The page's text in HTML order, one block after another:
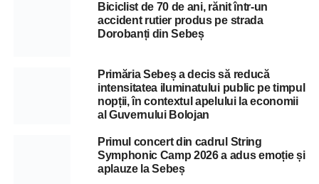
Biciclist de 70 de ani, rănit într-un
accident rutier produs pe strada
Dorobanți din Sebeș
Primăria Sebeș a decis să reducă
intensitatea iluminatului public pe timpul
nopții, în contextul apelului la economii
al Guvernului Bolojan
Primul concert din cadrul String
Symphonic Camp 2026 a adus emoție și
aplauze la Sebeș